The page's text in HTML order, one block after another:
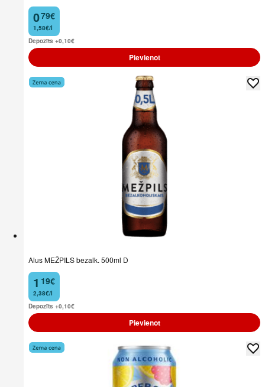
0
. 79€
1,58€/l
Depozīts +0,10€
Pievienot
Alus MEŽPILS bezalk. 500ml D
1
. 19€
2,38€/l
Depozīts +0,10€
Pievienot